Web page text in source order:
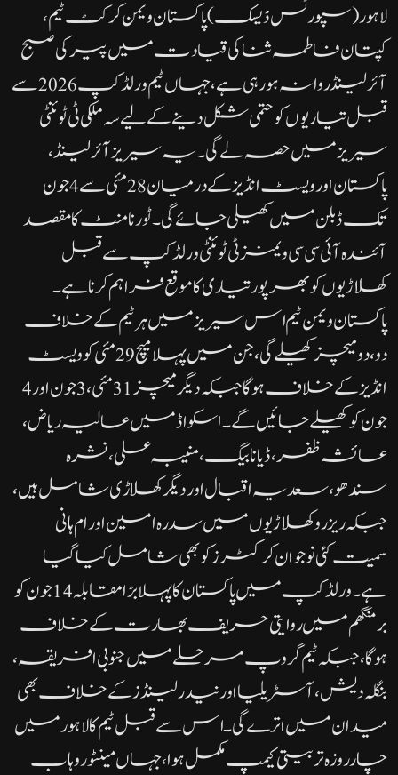
لاہور ( سپورٹس ڈیسک)پاکستان ویمن کرکٹ ٹیم،
کپتان فاطمہ ثنا کی قیادت میں پیر کی صبح
آئرلینڈ روانہ ہو رہی ہے، جہاں ٹیم ورلڈ کپ 2026 سے
قبل تیاریوں کو حتمی شکل دینے کے لیے سہ ملکی ٹی ٹوئنٹی
سیریز میں حصہ لے گی۔یہ سیریز آئرلینڈ،
پاکستان اور ویسٹ انڈیز کے درمیان 28 مئی سے 4 جون
تک ڈبلن میں کھیلی جائے گی۔ ٹورنامنٹ کا مقصد
آئندہ آئی سی سی ویمنز ٹی ٹوئنٹی ورلڈ کپ سے قبل
کھلاڑیوں کو بھرپور تیاری کا موقع فراہم کرنا ہے۔
پاکستان ویمن ٹیم اس سیریز میں ہر ٹیم کے خلاف
دو، دو میچز کھیلے گی، جن میں پہلا میچ 29 مئی کو ویسٹ
انڈیز کے خلاف ہوگا جبکہ دیگر میچز 31 مئی، 3 جون اور 4
جون کو کھیلے جائیں گے۔اسکواڈ میں عالیہ ریاض،
عائشہ ظفر، ڈیانا بیگ، منیبہ علی، نشرہ
سندھو، سعدیہ اقبال اور دیگر کھلاڑی شامل ہیں،
جبکہ ریزرو کھلاڑیوں میں سدرہ امین اور ام ہانی
سمیت کئی نوجوان کرکٹرز کو بھی شامل کیا گیا
ہے۔ورلڈ کپ میں پاکستان کا پہلا بڑا مقابلہ 14 جون کو
برمنگھم میں روایتی حریف بھارت کے خلاف
ہوگا، جبکہ ٹیم گروپ مرحلے میں جنوبی افریقہ،
بنگلہ دیش، آسٹریلیا اور نیدرلینڈز کے خلاف بھی
میدان میں اترے گی۔اس سے قبل ٹیم کا لاہور میں
چار روزہ تربیتی کیمپ مکمل ہوا، جہاں مینٹور وہاب